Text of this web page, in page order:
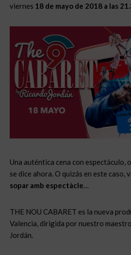
viernes 18 de mayo de 2018 a las
Una auténtica cena con espectáculo,
se dice ahora. O quizás en este caso,
sopar amb espectàcle
THE NOU CABARET es la nueva
Valencia, dirigida por nuestro
Jordán.